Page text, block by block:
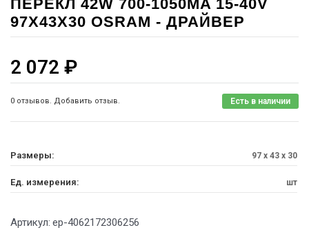
ПЕРЕКЛ 42W 700-1050MA 15-40V
97X43X30 OSRAM - ДРАЙВЕР
2 072 ₽
0 отзывов. Добавить отзыв. Есть в наличии
Размеры: 97 x 43 x 30
Ед. измерения: шт
Артикул: ep-4062172306256